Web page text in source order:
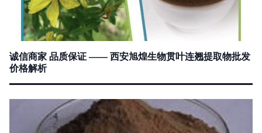
诚信商家 品质保证 —— 西安旭煌生物贯叶连翘提取物批发
价格解析